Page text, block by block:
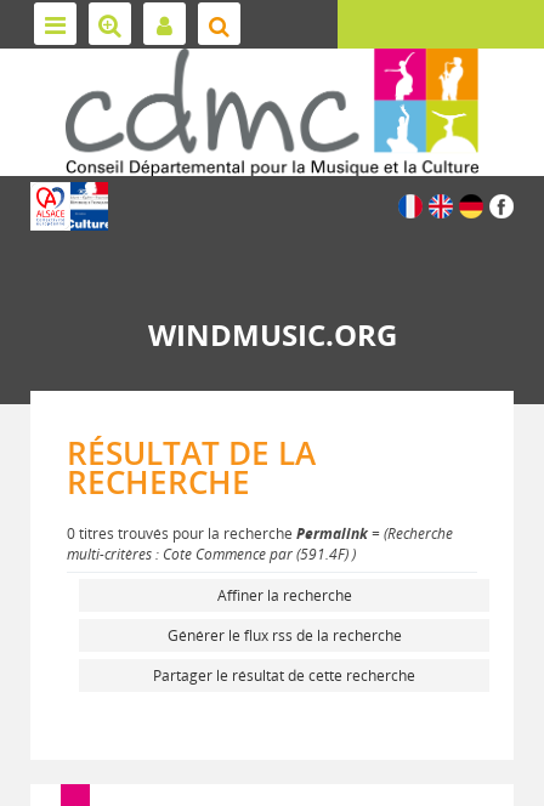
WINDMUSIC.ORG
RÉSULTAT DE LA
RECHERCHE
0 titres trouvés pour la recherche Permalink= (Recherche
multi-critères : Cote Commence par (591.4F) )
Affiner la recherche
Générer le flux rss de la recherche
Partager le résultat de cette recherche